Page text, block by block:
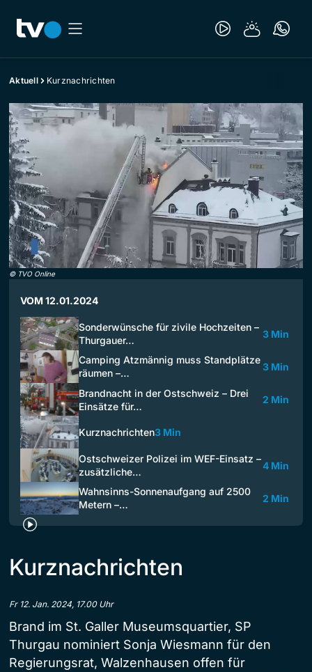
Aktuell Kurznachrichten
© TVO Online
VOM 12.01.2024
Sonderwünsche für zivile Hochzeiten –
Thurgauer…
3 Min
Camping Atzmännig muss Standplätze
räumen –…
3 Min
Brandnacht in der Ostschweiz – Drei
Einsätze für…
2 Min
Kurznachrichten3 Min
Ostschweizer Polizei im WEF-Einsatz –
zusätzliche…
4 Min
Wahnsinns-Sonnenaufgang auf 2500
Metern –…
2 Min
Kurznachrichten
Fr 12. Jan. 2024, 17.00 Uhr
Brand im St. Galler Museumsquartier, SP
Thurgau nominiert Sonja Wiesmann für den
Regierungsrat, Walzenhausen offen für